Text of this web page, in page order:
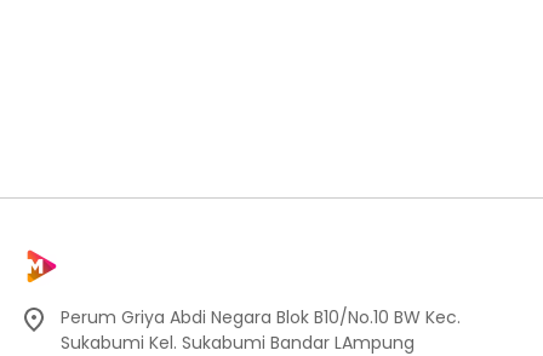
Perum Griya Abdi Negara Blok B10/No.10 BW Kec.
Sukabumi Kel. Sukabumi Bandar LAmpung